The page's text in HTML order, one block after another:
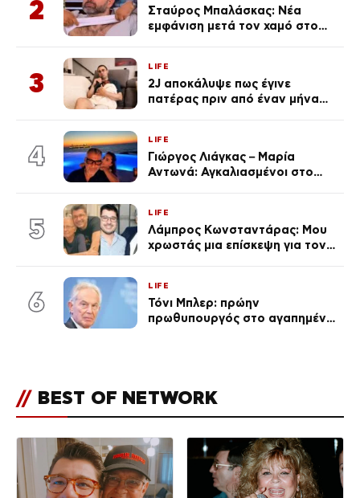
2
Σταύρος Μπαλάσκας: Νέα
εμφάνιση μετά τον χαμό στο
3
LIFE
2J αποκάλυψε πως έγινε
πατέρας πριν από έναν μήνα
4
LIFE
Γιώργος Λιάγκας – Μαρία
Αντωνά: Αγκαλιασμένοι στο
5
LIFE
Λάμπρος Κωνσταντάρας: Μου
χρωστάς μια επίσκεψη για τον
6
LIFE
Τόνι Μπλερ: πρώην
πρωθυπουργός στο αγαπημένο
// BEST OF NETWORK